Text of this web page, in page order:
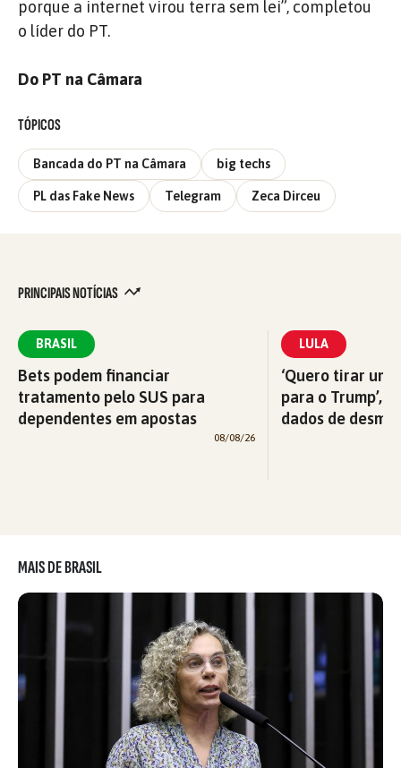
porque a internet virou terra sem lei”, completou
o líder do PT.
Do PT na Câmara
TÓPICOS
Bancada do PT na Câmara big techs
PL das Fake News Telegram Zeca Dirceu
PRINCIPAIS NOTÍCIAS
BRASIL
Bets podem financiar
tratamento pelo SUS para
dependentes em apostas
08/08/26
LULA
‘Quero tirar
para o Trump’,
dados de
MAIS DE BRASIL